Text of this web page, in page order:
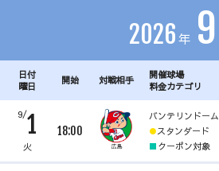
2026年 9
日付
曜日
開始 対戦相手
開催球場
料金カテゴリ
9/1
火
18:00
バンテリンドーム
スタンダード
クーポン対象